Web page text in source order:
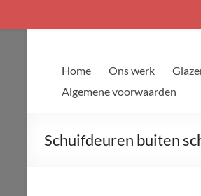
Home Ons werk
Algemene voorwaarden
Schuifdeuren buiten